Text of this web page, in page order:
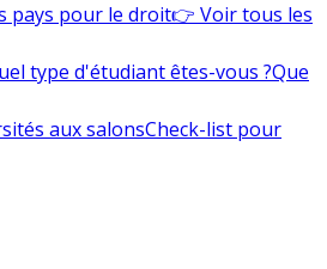
pays pour le droit👉 Voir tous les
type d'étudiant êtes-vous ?Que
aux salonsCheck-list pour